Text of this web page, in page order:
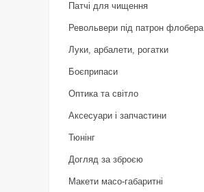
Патчі для чищення
Револьвери під патрон флобера
Луки, арбалети, рогатки
Боєприпаси
Оптика та світло
Аксесуари і запчастини
Тюнінг
Догляд за зброєю
Макети масо-габаритні